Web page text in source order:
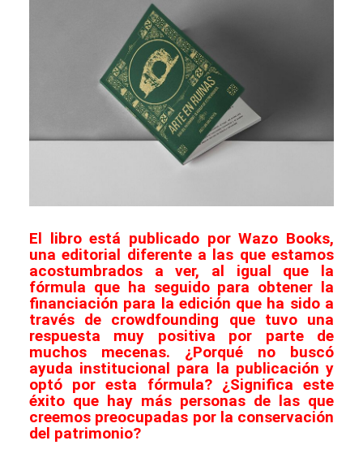
El libro está publicado por Wazo Books,
una editorial diferente a las que estamos
acostumbrados a ver, al igual que la
fórmula que ha seguido para obtener la
financiación para la edición que ha sido a
través de crowdfounding que tuvo una
respuesta muy positiva por parte de
muchos mecenas. ¿Porqué no buscó
ayuda institucional para la publicación y
optó por esta fórmula? ¿Significa este
éxito que hay más personas de las que
creemos preocupadas por la conservación
del patrimonio?